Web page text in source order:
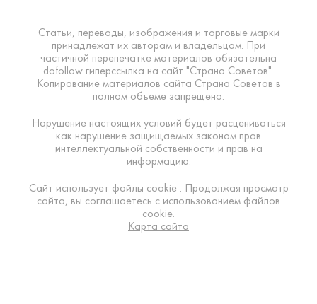
Статьи, переводы, изображения и торговые марки
принадлежат их авторам и владельцам. При
частичной перепечатке материалов обязательна
dofollow гиперссылка на сайт "Страна Советов".
Копирование материалов сайта Страна Советов в
полном объеме запрещено.
Нарушение настоящих условий будет расцениваться
как нарушение защищаемых законом прав
интеллектуальной собственности и прав на
информацию.
Сайт использует файлы cookie . Продолжая просмотр
сайта, вы соглашаетесь с использованием файлов
cookie.
Карта сайта